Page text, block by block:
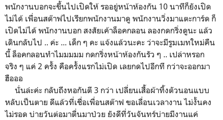
พนักงานบอกจะขึ้นไปเปิดให้ รออยู่หน้าห้องกัน 10 นาทีก็ยังเปิด
ไม่ได้ เพื่อนสต๊าฟไปเรียกพนักงานมาดู พนักงานวิ่งมาแตะการ์ด ก็
เปิดไม่ได้ พนักงานบอก สงสัยเค้าล็อคกลอน ลองกดกริ่งดูนะ แล้ว
เดินกลับไป .. ค่ะ ... เด็ก ๆ คะ แจ้งแล้วนะคะ ว่าจะมีรูมเมทใหม่คืน
นี้ ล็อคกลอนทำไมมมมม กดกริ่งหน้าห้องกันรัว ๆ .. เปล่าหรอก
จริง ๆ แค่ 2 ครั้ง คือครั้งแรกไม่เปิด เลยกดไปอีกที กว่าจะออกมา
ฮือออ
นั่นล่ะค่ะ กลับถึงหอกันตี 3 กว่า เปลี่ยนเสื้อผ้าทิ้งตัวนอนแบบ
หลับเป็นตาย ดีแล้วที่เชื่อเพื่อนสต๊าฟ ขอเลื่อนเวลางาน ไม่งั้นคง
ไม่รอด บ่ายวันต่อมาตื่นมาป่วย ยังดีที่วันจันทร์บ่ายมีงานแค่